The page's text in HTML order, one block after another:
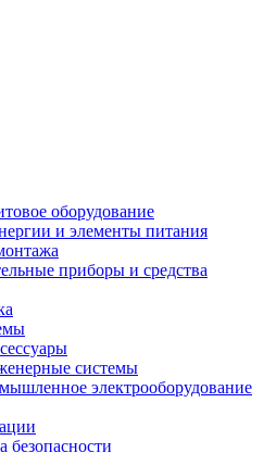
оборудование
и элементы питания
приборы и средства
системы
электрооборудование
безопасности